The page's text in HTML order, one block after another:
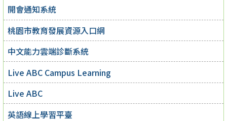
開會通知系統
桃園市教育發展資源入口網
中文能力雲端診斷系統
Live ABC Campus Learning
Live ABC
英語線上學習平臺